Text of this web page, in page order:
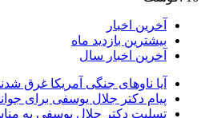
آخرین اخبار
بیشترین بازدید ماه
آخرین اخبار سال
آیا ناوهای جنگی آمریکا غرق
پیام دکتر جلال یوسفی برای
تسلیت دکتر جلال یوسفی به